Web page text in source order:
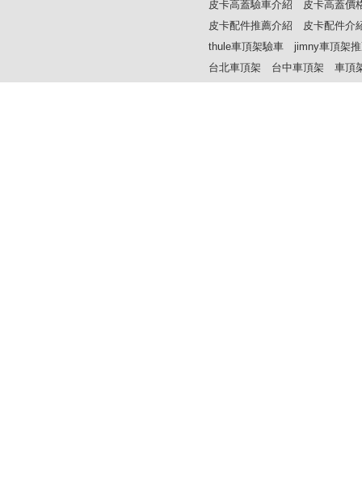
皮卡高蓋驗車介紹
皮卡高蓋價
皮卡配件推薦介紹
皮卡配件介
thule車頂架驗車
jimny車頂架
台北車頂架
台中車頂架 車頂